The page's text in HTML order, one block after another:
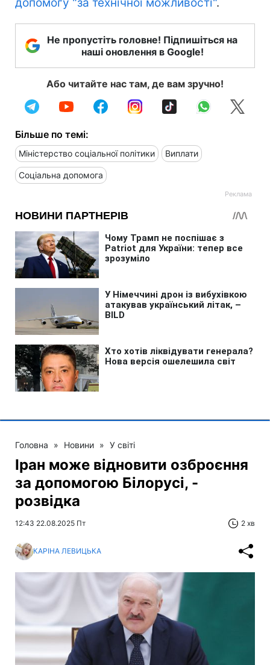
Не пропустіть головне! Підпишіться на
наші оновлення в Google!
Або читайте нас там, де вам зручно!
Більше по темі:
Міністерство соціальної політики Виплати
Соціальна допомога
Головна » Новини » У світі
Іран може відновити озброєння
за допомогою Білорусі, -
розвідка
12:43 22.08.2025 Пт 2 хв
КАРІНА ЛЕВИЦЬКА